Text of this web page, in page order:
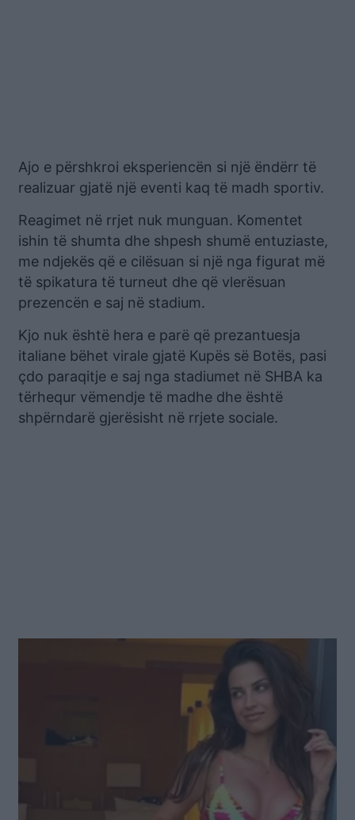
Ajo e përshkroi eksperiencën si një ëndërr të
realizuar gjatë një eventi kaq të madh sportiv.
Reagimet në rrjet nuk munguan. Komentet
ishin të shumta dhe shpesh shumë entuziaste,
me ndjekës që e cilësuan si një nga figurat më
të spikatura të turneut dhe që vlerësuan
prezencën e saj në stadium.
Kjo nuk është hera e parë që prezantuesja
italiane bëhet virale gjatë Kupës së Botës, pasi
çdo paraqitje e saj nga stadiumet në SHBA ka
tërhequr vëmendje të madhe dhe është
shpërndarë gjerësisht në rrjete sociale.